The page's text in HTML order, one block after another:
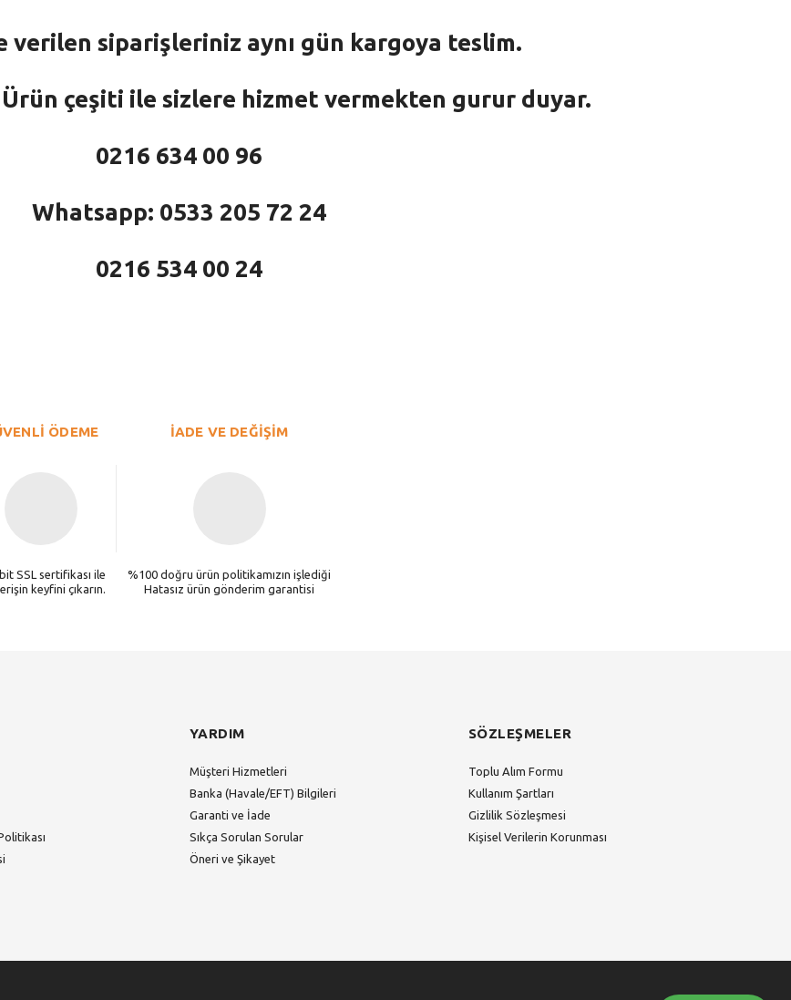
verilen siparişleriniz aynı gün kargoya teslim.
çeşiti ile sizlere hizmet vermekten gurur duyar.
0216 634 00 96
Whatsapp: 0533 205 72 24
0216 534 00 24
ÖDEME
SSL sertifikası ile
keyfini çıkarın.
İADE VE DEĞİŞİM
%100 doğru ürün politikamızın işlediği
Hatasız ürün gönderim garantisi
YARDIM
Müşteri Hizmetleri
Banka (Havale/EFT) Bilgileri
Garanti ve İade
Sıkça Sorulan Sorular
Öneri ve Şikayet
SÖZLEŞMELER
Toplu Alım Formu
Kullanım Şartları
Gizlilik Sözleşmesi
Kişisel Verilerin Korunması